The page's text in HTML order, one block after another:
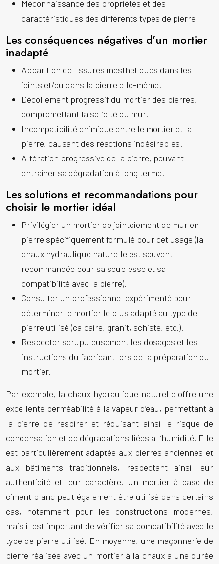
Méconnaissance des propriétés et des
caractéristiques des différents types de pierre.
Les conséquences négatives d’un mortier
inadapté
Apparition de fissures inesthétiques dans les
joints et/ou dans la pierre elle-même.
Décollement progressif du mortier des pierres,
compromettant la solidité du mur.
Incompatibilité chimique entre le mortier et la
pierre, causant des réactions indésirables.
Altération progressive de la pierre, pouvant
entraîner sa dégradation à long terme.
Les solutions et recommandations pour
choisir le mortier idéal
Privilégier un mortier de jointoiement de mur en
pierre spécifiquement formulé pour cet usage (la
chaux hydraulique naturelle est souvent
recommandée pour sa souplesse et sa
compatibilité avec la pierre).
Consulter un professionnel expérimenté pour
déterminer le mortier le plus adapté au type de
pierre utilisé (calcaire, granit, schiste, etc.).
Respecter scrupuleusement les dosages et les
instructions du fabricant lors de la préparation du
mortier.
Par exemple, la chaux hydraulique naturelle offre une
excellente perméabilité à la vapeur d’eau, permettant à
la pierre de respirer et réduisant ainsi le risque de
condensation et de dégradations liées à l’humidité. Elle
est particulièrement adaptée aux pierres anciennes et
aux bâtiments traditionnels, respectant ainsi leur
authenticité et leur caractère. Un mortier à base de
ciment blanc peut également être utilisé dans certains
cas, notamment pour les constructions modernes,
mais il est important de vérifier sa compatibilité avec le
type de pierre utilisé. En moyenne, une maçonnerie de
pierre réalisée avec un mortier à la chaux a une durée